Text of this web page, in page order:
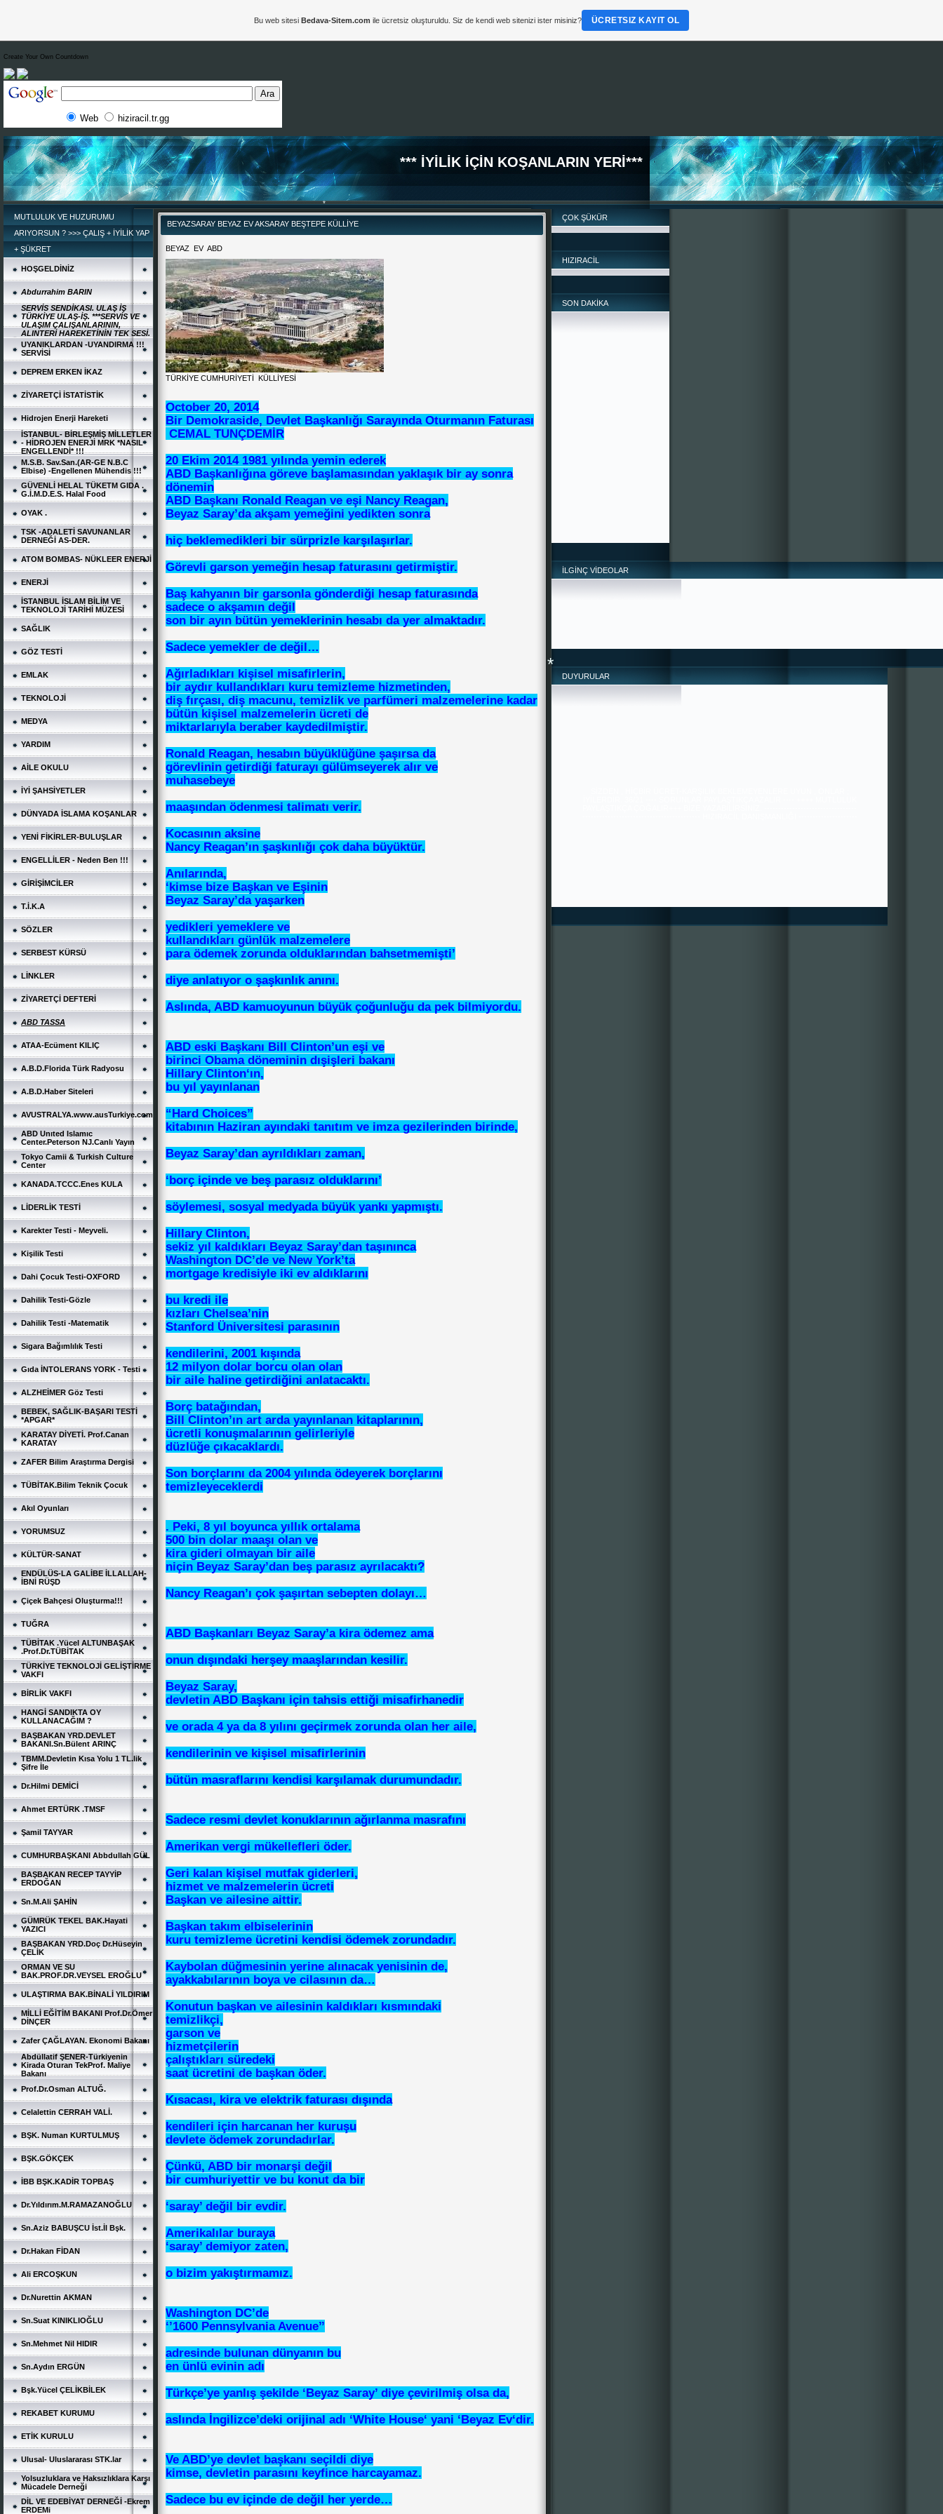
Create Your Own Countdown
Web hiziracil.tr.gg
*** İYİLİK İÇİN KOŞANLARIN YERİ***
MUTLULUK VE HUZURUMU
ARIYORSUN ? >>> ÇALIŞ + İYİLİK YAP
+ ŞÜKRET
HOŞGELDİNİZ
Abdurrahim BARIN
SERVİS SENDİKASI. ULAŞ İŞ
TÜRKİYE ULAŞ-İŞ. ***SERVİS VE
ULAŞIM ÇALIŞANLARININ,
ALINTERİ HAREKETİNİN TEK SESİ.
UYANIKLARDAN -UYANDIRMA !!!
SERVİSİ
DEPREM ERKEN İKAZ
ZİYARETÇİ İSTATİSTİK
Hidrojen Enerji Hareketi
İSTANBUL- BİRLEŞMİŞ MİLLETLER
- HİDROJEN ENERJİ MRK *NASIL
ENGELLENDİ* !!!
M.S.B. Sav.San.(AR-GE N.B.C
Elbise) -Engellenen Mühendis !!!
GÜVENLİ HELAL TÜKETM GIDA .
G.İ.M.D.E.S. Halal Food
OYAK .
TSK -ADALETİ SAVUNANLAR
DERNEĞİ AS-DER.
ATOM BOMBAS- NÜKLEER ENERJİ
ENERJİ
İSTANBUL İSLAM BİLİM VE
TEKNOLOJİ TARİHİ MÜZESİ
SAĞLIK
GÖZ TESTİ
EMLAK
TEKNOLOJİ
MEDYA
YARDIM
AİLE OKULU
İYİ ŞAHSİYETLER
DÜNYADA İSLAMA KOŞANLAR
YENİ FİKİRLER-BULUŞLAR
ENGELLİLER - Neden Ben !!!
GİRİŞİMCİLER
T.İ.K.A
SÖZLER
SERBEST KÜRSÜ
LİNKLER
ZİYARETÇİ DEFTERİ
ABD TASSA
ATAA-Ecüment KILIÇ
A.B.D.Florida Türk Radyosu
A.B.D.Haber Siteleri
AVUSTRALYA.www.ausTurkiye.com
ABD Unıted Islamıc
Center.Peterson NJ.Canlı Yayın
Tokyo Camii & Turkish Culture
Center
KANADA.TCCC.Enes KULA
LİDERLİK TESTİ
Karekter Testi - Meyveli.
Kişilik Testi
Dahi Çocuk Testi-OXFORD
Dahilik Testi-Gözle
Dahilik Testi -Matematik
Sigara Bağımlılık Testi
Gıda İNTOLERANS YORK - Testi
ALZHEİMER Göz Testi
BEBEK, SAĞLIK-BAŞARI TESTİ
*APGAR*
KARATAY DİYETİ. Prof.Canan
KARATAY
ZAFER Bilim Araştırma Dergisi
TÜBİTAK.Bilim Teknik Çocuk
Akıl Oyunları
YORUMSUZ
KÜLTÜR-SANAT
ENDÜLÜS-LA GALİBE İLLALLAH-
İBNİ RÜŞD
Çiçek Bahçesi Oluşturma!!!
TUĞRA
TÜBİTAK .Yücel ALTUNBAŞAK
.Prof.Dr.TÜBİTAK
TÜRKİYE TEKNOLOJİ GELİŞTİRME
VAKFI
BİRLİK VAKFI
HANGİ SANDIKTA OY
KULLANACAĞIM ?
BAŞBAKAN YRD.DEVLET
BAKANI.Sn.Bülent ARINÇ
TBMM.Devletin Kısa Yolu 1 TL.lik
Şifre İle
Dr.Hilmi DEMİCİ
Ahmet ERTÜRK .TMSF
Şamil TAYYAR
CUMHURBAŞKANI Abbdullah GÜL
BAŞBAKAN RECEP TAYYİP
ERDOĞAN
Sn.M.Ali ŞAHİN
GÜMRÜK TEKEL BAK.Hayati
YAZICI
BAŞBAKAN YRD.Doç Dr.Hüseyin
ÇELİK
ORMAN VE SU
BAK.PROF.DR.VEYSEL EROĞLU
ULAŞTIRMA BAK.BİNALİ YILDIRIM
MİLLİ EĞİTİM BAKANI Prof.Dr.Ömer
DİNÇER
Zafer ÇAĞLAYAN. Ekonomi Bakanı
Abdüllatif ŞENER-Türkiyenin
Kirada Oturan TekProf. Maliye
Bakanı
Prof.Dr.Osman ALTUĞ.
Celalettin CERRAH VALİ.
BŞK. Numan KURTULMUŞ
BŞK.GÖKÇEK
İBB BŞK.KADİR TOPBAŞ
Dr.Yıldırım.M.RAMAZANOĞLU
Sn.Aziz BABUŞCU İst.İl Bşk.
Dr.Hakan FİDAN
Ali ERCOŞKUN
Dr.Nurettin AKMAN
Sn.Suat KINIKLIOĞLU
Sn.Mehmet Nil HIDIR
Sn.Aydın ERGÜN
Bşk.Yücel ÇELİKBİLEK
REKABET KURUMU
ETİK KURULU
Ulusal- Uluslararası STK.lar
Yolsuzluklara ve Haksızlıklara Karşı
Mücadele Derneği
DİL VE EDEBİYAT DERNEĞİ -Ekrem
ERDEMi
BEYAZSARAY BEYAZ EV AKSARAY BEŞTEPE KÜLLİYE
BEYAZ EV ABD
TÜRKİYE CUMHURİYETİ KÜLLİYESİ
October 20, 2014
Bir Demokraside, Devlet Başkanlığı Sarayında Oturmanın Faturası
CEMAL TUNÇDEMİR
20 Ekim 2014 1981 yılında yemin ederek
ABD Başkanlığına göreve başlamasından yaklaşık bir ay sonra
dönemin
ABD Başkanı Ronald Reagan ve eşi Nancy Reagan,
Beyaz Saray’da akşam yemeğini yedikten sonra
hiç beklemedikleri bir sürprizle karşılaşırlar.
Görevli garson yemeğin hesap faturasını getirmiştir.
Baş kahyanın bir garsonla gönderdiği hesap faturasında
sadece o akşamın değil
son bir ayın bütün yemeklerinin hesabı da yer almaktadır.
Sadece yemekler de değil…
Ağırladıkları kişisel misafirlerin,
bir aydır kullandıkları kuru temizleme hizmetinden,
diş fırçası, diş macunu, temizlik ve parfümeri malzemelerine kadar
bütün kişisel malzemelerin ücreti de
miktarlarıyla beraber kaydedilmiştir.
Ronald Reagan, hesabın büyüklüğüne şaşırsa da
görevlinin getirdiği faturayı gülümseyerek alır ve
muhasebeye
maaşından ödenmesi talimatı verir.
Kocasının aksine
Nancy Reagan’ın şaşkınlığı çok daha büyüktür.
Anılarında,
‘kimse bize Başkan ve Eşinin
Beyaz Saray’da yaşarken
yedikleri yemeklere ve
kullandıkları günlük malzemelere
para ödemek zorunda olduklarından bahsetmemişti’
diye anlatıyor o şaşkınlık anını.
Aslında, ABD kamuoyunun büyük çoğunluğu da pek bilmiyordu.
ABD eski Başkanı Bill Clinton’un eşi ve
birinci Obama döneminin dışişleri bakanı
Hillary Clinton‘ın,
bu yıl yayınlanan
“Hard Choices”
kitabının Haziran ayındaki tanıtım ve imza gezilerinden birinde,
Beyaz Saray’dan ayrıldıkları zaman,
‘borç içinde ve beş parasız olduklarını’
söylemesi, sosyal medyada büyük yankı yapmıştı.
Hillary Clinton,
sekiz yıl kaldıkları Beyaz Saray’dan taşınınca
Washington DC’de ve New York’ta
mortgage kredisiyle iki ev aldıklarını
bu kredi ile
kızları Chelsea’nin
Stanford Üniversitesi parasının
kendilerini, 2001 kışında
12 milyon dolar borcu olan olan
bir aile haline getirdiğini anlatacaktı.
Borç batağından,
Bill Clinton’ın art arda yayınlanan kitaplarının,
ücretli konuşmalarının gelirleriyle
düzlüğe çıkacaklardı.
Son borçlarını da 2004 yılında ödeyerek borçlarını
temizleyeceklerdi
. Peki, 8 yıl boyunca yıllık ortalama
500 bin dolar maaşı olan ve
kira gideri olmayan bir aile
niçin Beyaz Saray’dan beş parasız ayrılacaktı?
Nancy Reagan’ı çok şaşırtan sebepten dolayı…
ABD Başkanları Beyaz Saray’a kira ödemez ama
onun dışındaki herşey maaşlarından kesilir.
Beyaz Saray,
devletin ABD Başkanı için tahsis ettiği misafirhanedir
ve orada 4 ya da 8 yılını geçirmek zorunda olan her aile,
kendilerinin ve kişisel misafirlerinin
bütün masraflarını kendisi karşılamak durumundadır.
Sadece resmi devlet konuklarının ağırlanma masrafını
Amerikan vergi mükellefleri öder.
Geri kalan kişisel mutfak giderleri,
hizmet ve malzemelerin ücreti
Başkan ve ailesine aittir.
Başkan takım elbiselerinin
kuru temizleme ücretini kendisi ödemek zorundadır.
Kaybolan düğmesinin yerine alınacak yenisinin de,
ayakkabılarının boya ve cilasının da…
Konutun başkan ve ailesinin kaldıkları kısmındaki
temizlikçi,
garson ve
hizmetçilerin
çalıştıkları süredeki
saat ücretini de başkan öder.
Kısacası, kira ve elektrik faturası dışında
kendileri için harcanan her kuruşu
devlete ödemek zorundadırlar.
Çünkü, ABD bir monarşi değil
bir cumhuriyettir ve bu konut da bir
‘saray’ değil bir evdir.
Amerikalılar buraya
‘saray’ demiyor zaten,
o bizim yakıştırmamız.
Washington DC’de
‘’1600 Pennsylvania Avenue’’
adresinde bulunan dünyanın bu
en ünlü evinin adı
Türkçe’ye yanlış şekilde ‘Beyaz Saray’ diye çevirilmiş olsa da,
aslında İngilizce’deki orijinal adı ‘White House‘ yani ‘Beyaz Ev‘dir.
Ve ABD’ye devlet başkanı seçildi diye
kimse, devletin parasını keyfince harcayamaz.
Sadece bu ev içinde de değil her yerde…
ÇOK ŞÜKÜR
HIZIRACİL
SON DAKİKA
İLGİNÇ VİDEOLAR
DUYURULAR
Bu web sitesi Bedava-Sitem.com ile ücretsiz oluşturuldu. Siz de kendi web sitenizi ister misiniz? ÜCRETSIZ KAYIT OL
*